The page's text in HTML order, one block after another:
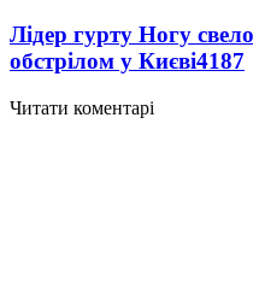
Лідер гурту Ногу
обстрілом у Києві4187
Читати коментарі